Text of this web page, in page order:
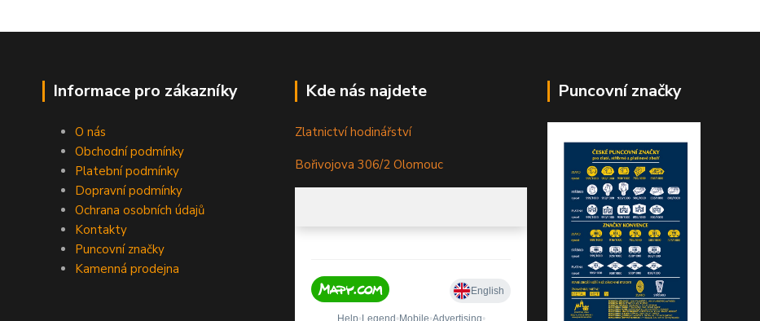
Informace pro zákazníky
O nás
Obchodní podmínky
Platební podmínky
Dopravní podmínky
Ochrana osobních údajů
Kontakty
Puncovní značky
Kamenná prodejna
Kde nás najdete
Zlatnictví hodinářství
Bořivojova 306/2 Olomouc
Puncovní značky